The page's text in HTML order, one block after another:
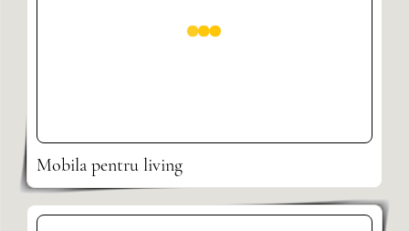
Mobila pentru living